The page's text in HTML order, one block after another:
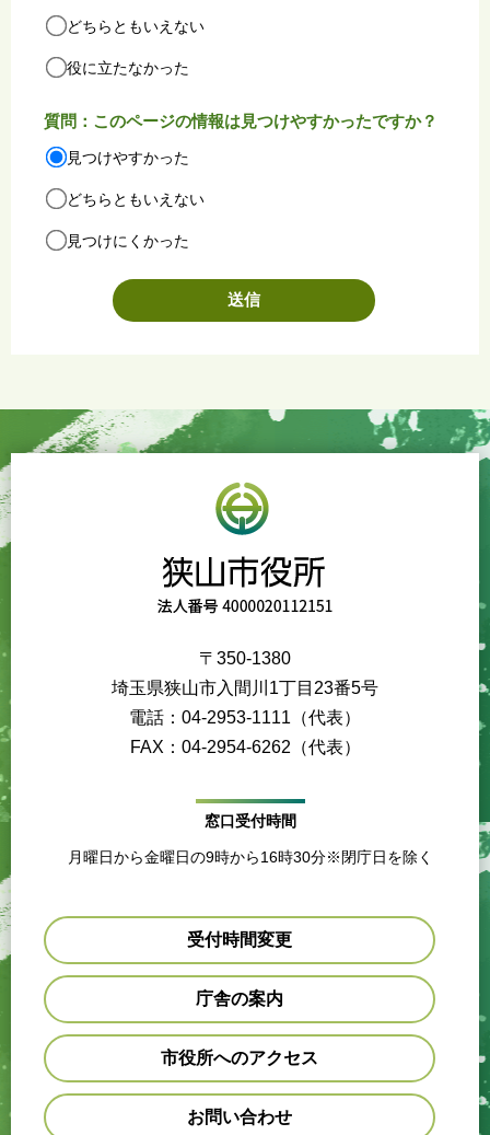
どちらともいえない
役に立たなかった
質問：このページの情報は見つけやすかったですか？
見つけやすかった
どちらともいえない
見つけにくかった
〒350-1380
埼玉県狭山市入間川1丁目23番5号
電話：04-2953-1111（代表）
FAX：04-2954-6262（代表）
窓口受付時間
月曜日から金曜日の9時から16時30分※閉庁日を除く
受付時間変更
庁舎の案内
市役所へのアクセス
お問い合わせ